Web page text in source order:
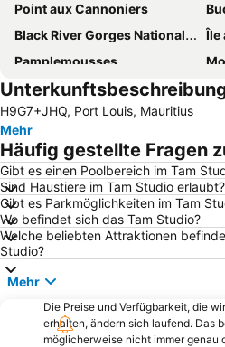
Point aux Cannoniers
Black River Gorges National Park
Île
Pamplemousses
Ile des Deux Cocos
Naturhistorisches Museum Mauritius
Voliers de l'ocean
H9G7+JHQ, Port Louis, Mauritius
Mehr
Häufig gestellte Fragen
Gibt es einen Poolbereich im Tam
Sind Haustiere im Tam Studio erlaubt?
Gibt es Parkmöglichkeiten im Tam
Wo befindet sich das Tam Studio?
Welche beliebten Attraktionen
Studio?
Mehr
Die Preise und Verfügbarkeit, die
erhalten, ändern sich laufend. Das
möglicherweise nicht immer genau